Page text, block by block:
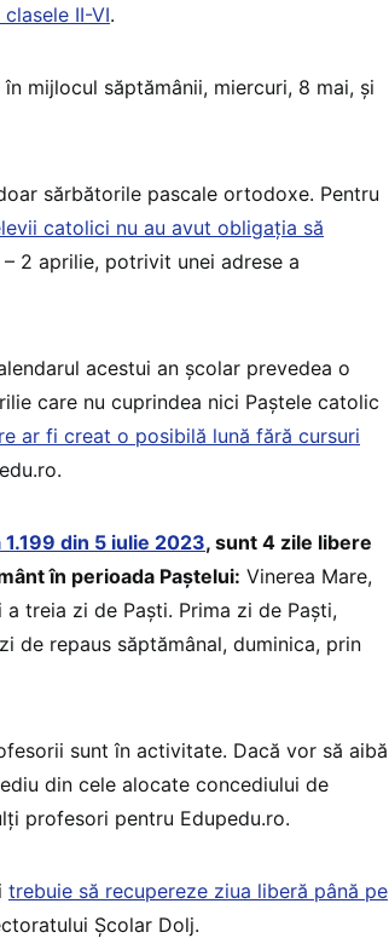
II-VI.
mijlocul săptămânii, miercuri, 8 mai, și
sărbătorile pascale ortodoxe. Pentru
catolici nu au avut obligația să
2 aprilie, potrivit unei adrese a
acestui an școlar prevedea o
care nu cuprindea nici Paștele catolic
ar fi creat o posibilă lună fără cursuri
din 5 iulie 2023, sunt 4 zile libere
în perioada Paștelui: Vinerea Mare,
treia zi de Paști. Prima zi de Paști,
repaus săptămânal, duminica, prin
sunt în activitate. Dacă vor să aibă
din cele alocate concediului de
profesori pentru Edupedu.ro.
trebuie să recupereze ziua liberă până pe
Școlar Dolj.